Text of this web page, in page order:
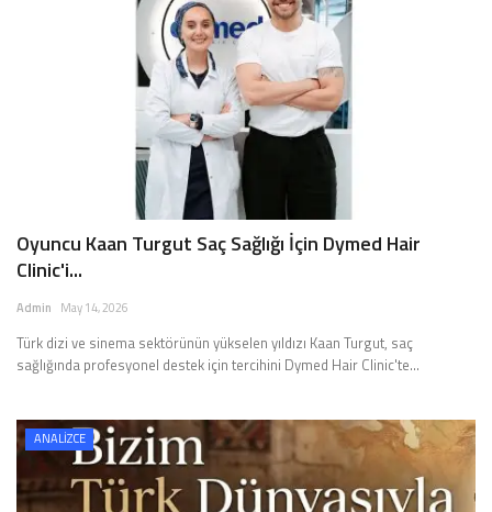
Oyuncu Kaan Turgut Saç Sağlığı İçin Dymed Hair
Clinic'i...
Admin May 14, 2026
Türk dizi ve sinema sektörünün yükselen yıldızı Kaan Turgut, saç
sağlığında profesyonel destek için tercihini Dymed Hair Clinic'te...
ANALİZCE